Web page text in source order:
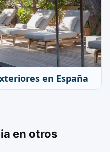
en España
en otros